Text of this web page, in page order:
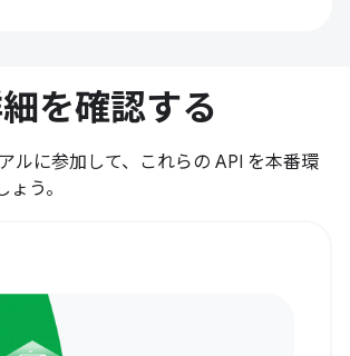
を確認する
ルに参加して、これらの API を本番環
う。